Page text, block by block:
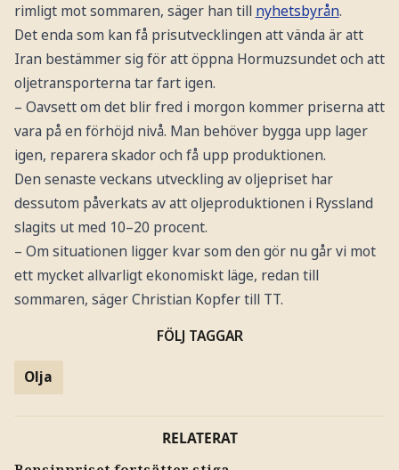
rimligt mot sommaren, säger han till nyhetsbyrån.
Det enda som kan få prisutvecklingen att vända är att
Iran bestämmer sig för att öppna Hormuzsundet och att
oljetransporterna tar fart igen.
– Oavsett om det blir fred i morgon kommer priserna att
vara på en förhöjd nivå. Man behöver bygga upp lager
igen, reparera skador och få upp produktionen.
Den senaste veckans utveckling av oljepriset har
dessutom påverkats av att oljeproduktionen i Ryssland
slagits ut med 10–20 procent.
– Om situationen ligger kvar som den gör nu går vi mot
ett mycket allvarligt ekonomiskt läge, redan till
sommaren, säger Christian Kopfer till TT.
FÖLJ TAGGAR
Olja
RELATERAT